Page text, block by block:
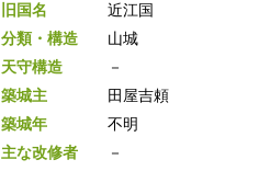
旧国名
近江国
分類・構造
山城
天守構造
－
築城主
田屋吉頼
築城年
不明
主な改修者
－